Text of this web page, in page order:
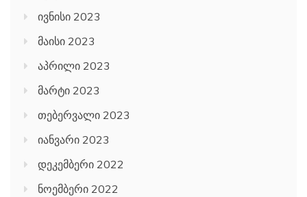
ივნისი 2023
მაისი 2023
აპრილი 2023
მარტი 2023
თებერვალი 2023
იანვარი 2023
დეკემბერი 2022
ნოემბერი 2022